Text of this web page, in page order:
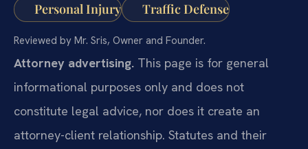
Personal Injury Traffic Defense
Reviewed by Mr. Sris, Owner and Founder.
Attorney advertising. This page is for general
informational purposes only and does not
constitute legal advice, nor does it create an
attorney-client relationship. Statutes and their